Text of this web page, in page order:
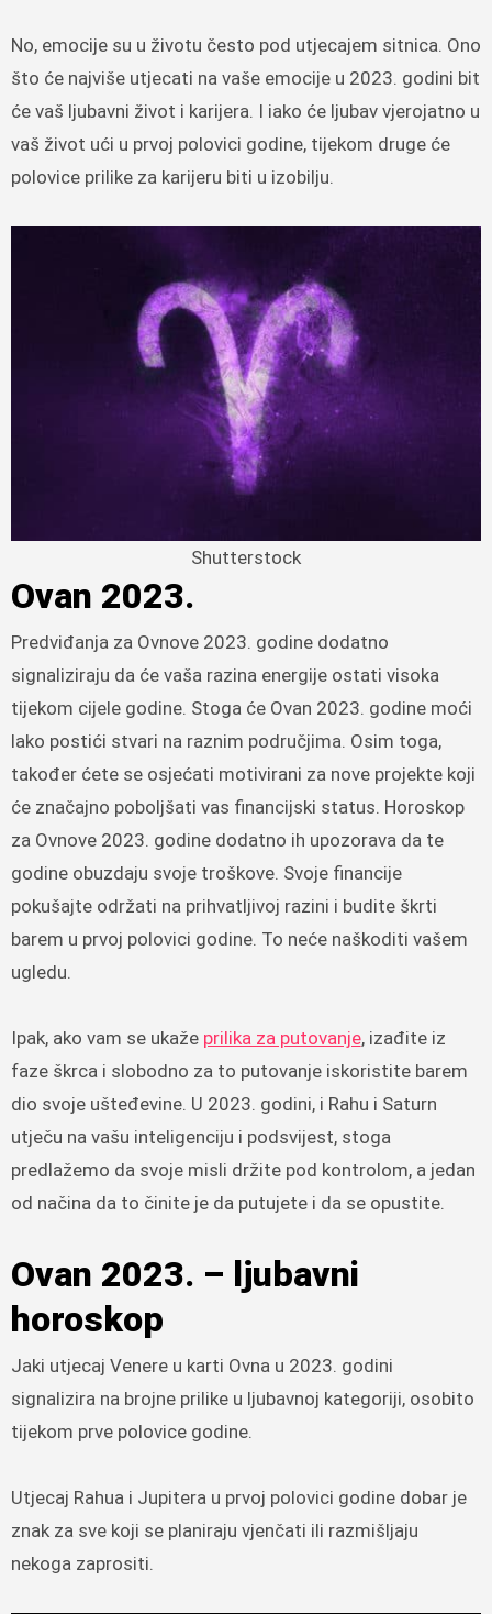
No, emocije su u životu često pod utjecajem sitnica. Ono
što će najviše utjecati na vaše emocije u 2023. godini bit
će vaš ljubavni život i karijera. I iako će ljubav vjerojatno u
vaš život ući u prvoj polovici godine, tijekom druge će
polovice prilike za karijeru biti u izobilju.
Shutterstock
Ovan 2023.
Predviđanja za Ovnove 2023. godine dodatno
signaliziraju da će vaša razina energije ostati visoka
tijekom cijele godine. Stoga će Ovan 2023. godine moći
lako postići stvari na raznim područjima. Osim toga,
također ćete se osjećati motivirani za nove projekte koji
će značajno poboljšati vas financijski status. Horoskop
za Ovnove 2023. godine dodatno ih upozorava da te
godine obuzdaju svoje troškove. Svoje financije
pokušajte održati na prihvatljivoj razini i budite škrti
barem u prvoj polovici godine. To neće naškoditi vašem
ugledu.
Ipak, ako vam se ukaže prilika za putovanje, izađite iz
faze škrca i slobodno za to putovanje iskoristite barem
dio svoje ušteđevine. U 2023. godini, i Rahu i Saturn
utječu na vašu inteligenciju i podsvijest, stoga
predlažemo da svoje misli držite pod kontrolom, a jedan
od načina da to činite je da putujete i da se opustite.
Ovan 2023. – ljubavni
horoskop
Jaki utjecaj Venere u karti Ovna u 2023. godini
signalizira na brojne prilike u ljubavnoj kategoriji, osobito
tijekom prve polovice godine.
Utjecaj Rahua i Jupitera u prvoj polovici godine dobar je
znak za sve koji se planiraju vjenčati ili razmišljaju
nekoga zaprositi.